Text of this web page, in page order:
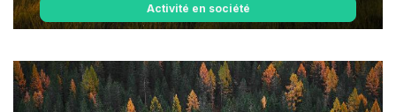
Activité en société